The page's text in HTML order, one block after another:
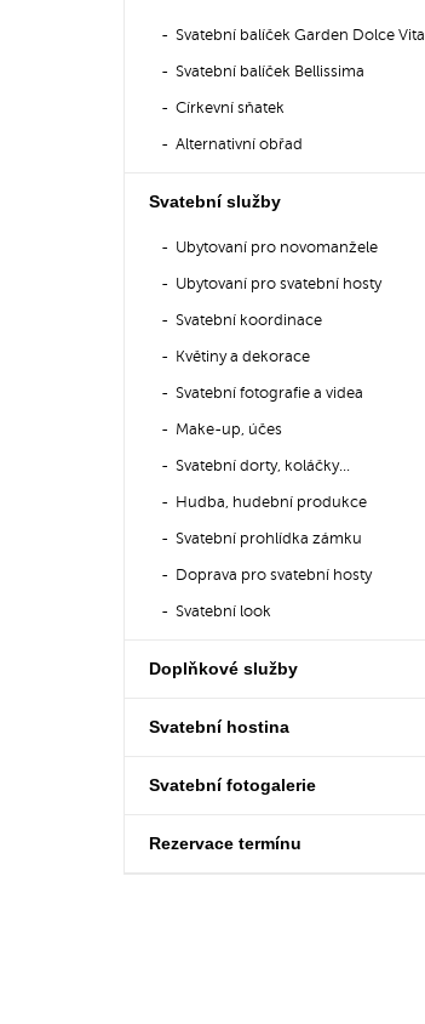
Svatební balíček Garden Dolce Vita
Svatební balíček Bellissima
Církevní sňatek
Alternativní obřad
Svatební služby
Ubytovaní pro novomanžele
Ubytovaní pro svatební hosty
Svatební koordinace
Květiny a dekorace
Svatební fotografie a videa
Make-up, účes
Svatební dorty, koláčky...
Hudba, hudební produkce
Svatební prohlídka zámku
Doprava pro svatební hosty
Svatební look
Doplňkové služby
Svatební hostina
Svatební fotogalerie
Rezervace termínu